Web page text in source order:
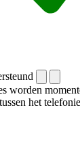
worden
het